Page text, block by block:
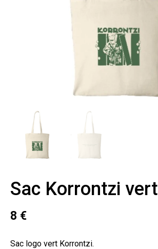
Sac Korrontzi vert
8 €
Sac logo vert Korrontzi.